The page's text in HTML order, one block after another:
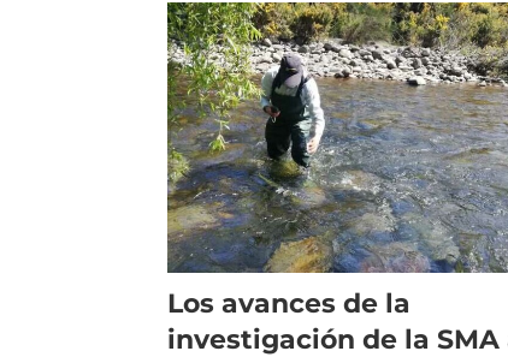
Los avances de la
investigación de la SMA